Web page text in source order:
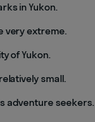
in Yukon.
very extreme.
of Yukon.
small.
adventure seekers.